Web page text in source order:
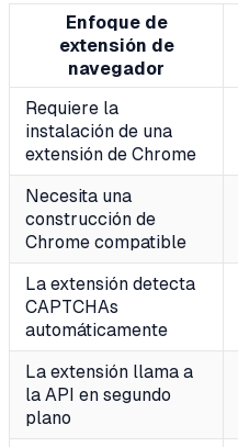
Enfoque de
extensión de
navegador
Requiere la
instalación de una
extensión de Chrome
Necesita una
construcción de
Chrome compatible
La extensión detecta
CAPTCHAs
automáticamente
La extensión llama a
la API en segundo
plano